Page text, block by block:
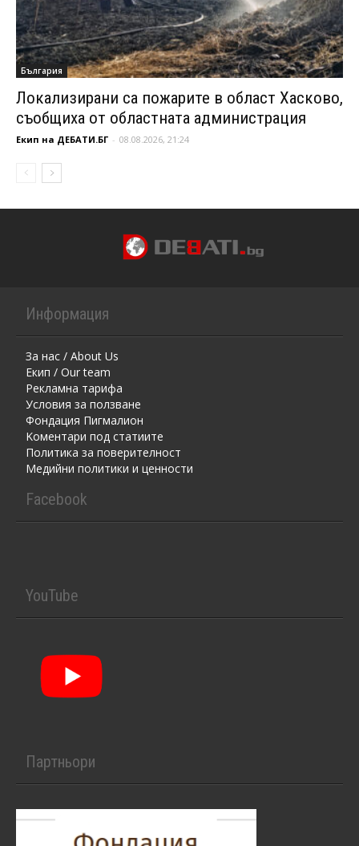
България
Локализирани са пожарите в област Хасково,
съобщиха от областната администрация
Екип на ДЕБАТИ.БГ - 08.08.2026, 21:24
Информация
За нас / About Us
Екип / Our team
Рекламна тарифа
Условия за ползване
Фондация Пигмалион
Kоментaри под статиите
Политика за поверителност
Медийни политики и ценности
Facebook
YouTube
Партньори